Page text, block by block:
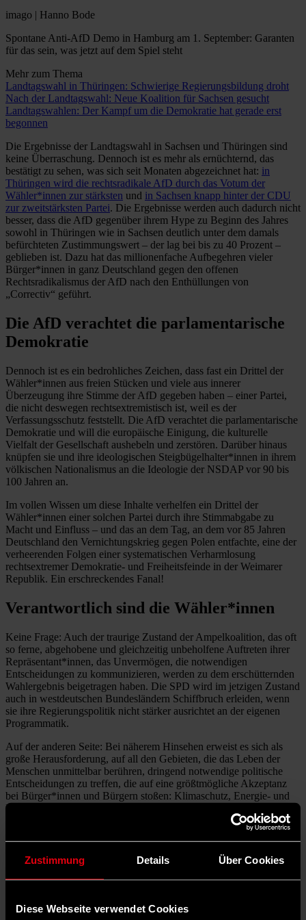
Zustimmung Details Über Cookies
Diese Webseite verwendet Cookies
imago | Hanno Bode
Spontane Anti-AfD Demo in Hamburg am 1. September: Garanten
für das sein, was jetzt auf dem Spiel steht
Mehr zum Thema
Landtagswahl in Thüringen: Schwierige Regierungsbildung droht
Nach der Landtagswahl: Neue Koalition für Sachsen gesucht
Landtagswahlen: Der Kampf um die Demokratie hat gerade erst
begonnen
Die Ergebnisse der Landtagswahl in Sachsen und Thüringen sind
keine Überraschung. Dennoch ist es mehr als ernüchternd, das
bestätigt zu sehen, was sich seit Monaten abgezeichnet hat: in
Thüringen wird die rechtsradikale AfD durch das Votum der
Wähler*innen zur stärksten und in Sachsen knapp hinter der CDU
zur zweitstärksten Partei. Die Ergebnisse werden auch dadurch nicht
besser, dass die AfD gegenüber ihrem Hype zu Beginn des Jahres
sowohl in Thüringen wie in Sachsen deutlich unter dem damals
befürchteten Zustimmungswert – der lag bei bis zu 40 Prozent –
geblieben ist. Dazu hat das millionenfache Aufbegehren vieler
Bürger*innen in ganz Deutschland gegen den offenen
Rechtsradikalismus der AfD nach den Enthüllungen von
„Correctiv“ geführt.
Die AfD verachtet die parlamentarische
Demokratie
Dennoch ist es ein bedrohliches Zeichen, dass fast ein Drittel der
Wähler*innen aus freien Stücken und viele aus innerer
Überzeugung ihre Stimme der AfD gegeben haben – einer Partei,
die nicht deswegen rechtsextremistisch ist, weil es der
Verfassungsschutz feststellt. Die AfD verachtet die parlamentarische
Demokratie und will die europäische Einigung, die kulturelle
Vielfalt der Gesellschaft aushebeln und zerstören. Darüber hinaus
knüpfen sie und ihre ideologischen Steigbügelhalter*innen in ihrem
völkischen Nationalismus an die Ideologie der NSDAP vor 90 bis
100 Jahren an.
Im vollen Wissen um diese Inhalte verhelfen ein Drittel der
Wähler*innen einer solchen Partei durch ihre Stimmabgabe zu
Macht und Einfluss – und das an dem Tag, an dem vor 85 Jahren
Deutschland den Vernichtungskrieg gegen Polen entfachte, eine der
verheerenden Folgen einer systematischen Verharmlosung
rechtsextremer Demokratie- und Freiheitsfeinde in der Weimarer
Republik. Ein erschreckendes Fanal!
Verantwortlich sind die Wähler*innen
Keine Frage: Auch der traurige Zustand der Ampelkoalition, das oft
so ferne, abgehobene und gleichzeitig unbeholfene Auftreten ihrer
Repräsentant*innen, das Unvermögen, die notwendigen
Entscheidungen zu kommunizieren, werden zu dem erschütternden
Wahlergebnis beigetragen haben. Die SPD wird im jetzigen Zustand
auch in westdeutschen Bundesländern Schiffbruch erleiden, wenn
sie ihre Regierungspolitik nicht stärker ausrichtet an der eigenen
Programmatik.
Auf der anderen Seite: Bei näherem Hinsehen erweist es sich als
große Herausforderung, auf all den Gebieten, die das Leben der
Menschen unmittelbar berühren, dringend notwendige politische
Entscheidungen zu treffen, die auf eine größtmögliche Akzeptanz
bei Bürger*innen und Bürgern stoßen: Klimaschutz, Energie- und
Mobilitätswende, ausreichender Wohnraum, auskömmliche Renten,
Schutz vor Terror und Krieg. Insofern ist der mantramäßig
vorgetragene Vorwurf des sächsischen Ministerpräsidenten Michael
Kretschmer (CDU), die Ampelregierung trage die
Hauptverantwortung an dem hohen Stimmenanteil für die AfD, ein
billiges Ablenkungsmanöver. Nein: Verantwortlich für die
Stimmabgabe ist zunächst allein der/die Wähler*in.
Ohnmachtserfahrung und